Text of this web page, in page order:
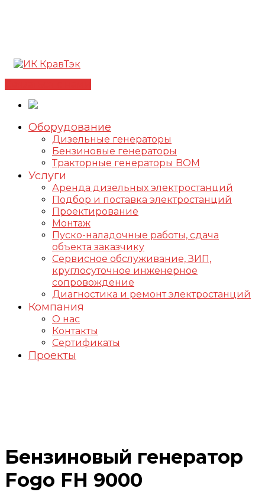
Оборудование
Дизельные генераторы
Бензиновые генераторы
Тракторные генераторы BOM
Услуги
Аренда дизельных электростанций
Подбор и поставка электростанций
Проектирование
Монтаж
Пуско-наладочные работы, сдача
объекта заказчику
Сервисное обслуживание, ЗИП,
круглосуточное инженерное
сопровождение
Диагностика и ремонт электростанций
Компания
О нас
Контакты
Сертификаты
Проекты
Бензиновый генератор
Fogo FH 9000